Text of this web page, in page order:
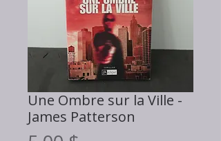
Une Ombre sur la Ville -
James Patterson